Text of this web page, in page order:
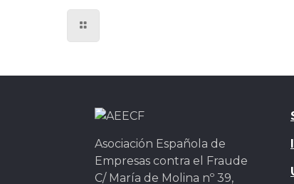
Asociación Española de
Empresas contra el Fraude
C/ María de Molina nº 39,